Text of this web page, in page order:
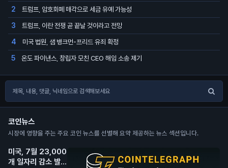
2 트럼프, 암호화폐 매각으로 세금 유예 가능성
3 트럼프, 이란 전쟁 곧 끝날 것이라고 전망
4 미국 법원, 샘 뱅크먼-프리드 유죄 확정
5 온도 파이낸스, 창립자 모친 CEO 해임 소송 제기
코인뉴스
시장에 영향을 주는 주요 코인 뉴스를 선별해 요약 제공하는 뉴스 섹션입니다.
미국, 7월 23,000
개 일자리 감소 발표